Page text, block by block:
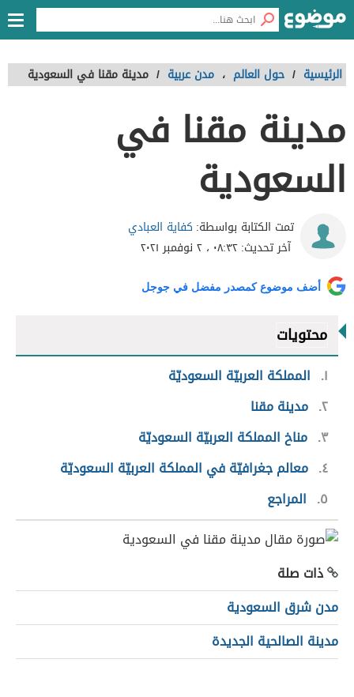
الرئيسية / حول العالم ، مدن عربية / مدينة مقنا في السعودية
مدينة مقنا في
السعودية
تمت الكتابة بواسطة: كفاية العبادي
آخر تحديث:٠٨:٣٢ ، ٢ نوفمبر ٢٠٢١
أضف موضوع كمصدر مفضل في جوجل
محتويات
١
المملكة العربيّة السعوديّة
٢ مدينة مقنا
٣ مناخ المملكة العربيّة السعوديّة
٤ معالم جغرافيّة في المملكة العربيّة السعوديّة
٥
المراجع
ذات صلة
مدن شرق السعودية
مدينة الصالحية الجديدة